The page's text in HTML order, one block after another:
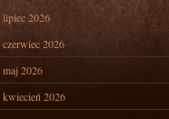
lipiec 2026
czerwiec 2026
maj 2026
kwiecień 2026